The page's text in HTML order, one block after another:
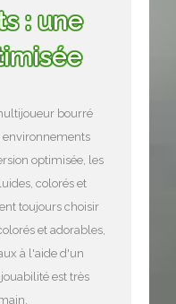
: une
bourré
environnements
optimisée, les
colorés et
toujours choisir
et adorables,
à l'aide d'un
est très